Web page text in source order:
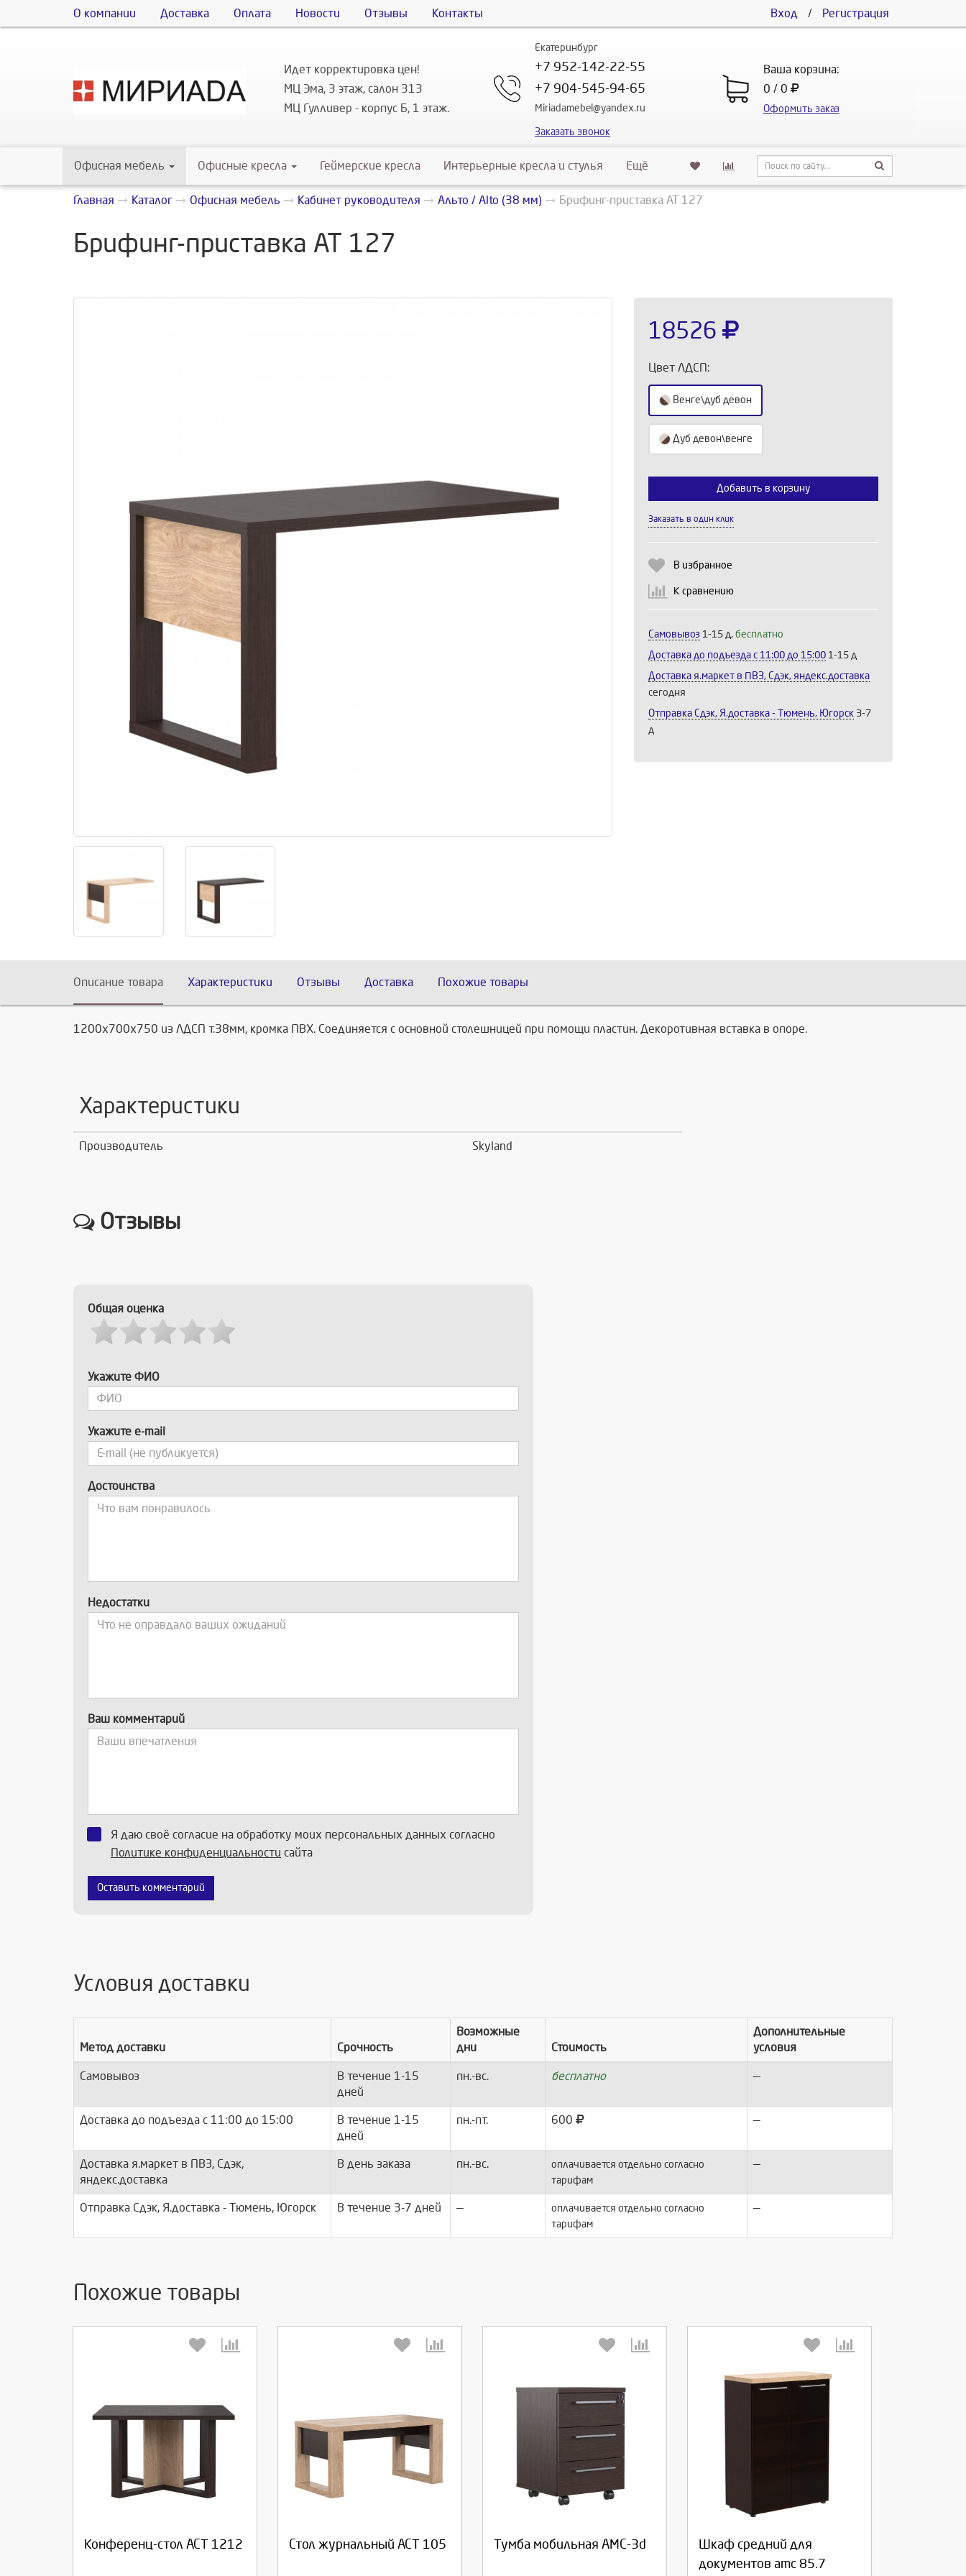
О компании Доставка Оплата Новости Отзывы Контакты Вход / Регистрация
Идет корректировка цен!
МЦ Эма, 3 этаж, салон 313
МЦ Гулливер - корпус Б, 1 этаж.
Екатеринбург
+7 952-142-22-55
+7 904-545-94-65
Miriadamebel@yandex.ru
Заказать звонок
Ваша корзина:
0 / 0
Оформить заказ
Офисная мебель Офисные кресла Геймерские кресла Интерьерные кресла и стулья Ещё
Главная Каталог Офисная мебель Кабинет руководителя Альто / Alto (38 мм) Брифинг-приставка АТ 127
Брифинг-приставка АТ 127
18526
Цвет ЛДСП:
Венге\дуб девон
Дуб девон\венге
Выберите количество:
Добавить в корзину
Заказать в один клик
В избранное
К сравнению
Самовывоз 1-15 д, бесплатно
Доставка до подъезда c 11:00 до 15:00 1-15 д
Доставка я.маркет в ПВЗ, Сдэк, яндекс.доставка
сегодня
Отправка Сдэк, Я.доставка - Тюмень, Югорск 3-7
д
Описание товара Характеристики Отзывы Доставка Похожие товары
1200х700х750 из ЛДСП т.38мм, кромка ПВХ. Соединяется с основной столешницей при помощи пластин. Декоротивная вставка в опоре.
Характеристики
Производитель Skyland
Отзывы
Общая оценка
Укажите ФИО
Укажите e-mail
Достоинства
Недостатки
Ваш комментарий
Я даю своё согласие на обработку моих персональных данных согласно
Политике конфиденциальности сайта
Оставить комментарий
Условия доставки
Метод доставки Срочность
Возможные
дни
Стоимость
Дополнительные
условия
Самовывоз
В течение 1-15
дней
пн.-вс. бесплатно —
Доставка до подъезда c 11:00 до 15:00
В течение 1-15
дней
пн.-пт. 600 —
Доставка я.маркет в ПВЗ, Сдэк,
яндекс.доставка
В день заказа пн.-вс.
оплачивается отдельно согласно
тарифам
—
Отправка Сдэк, Я.доставка - Тюмень, Югорск В течение 3-7 дней —
оплачивается отдельно согласно
тарифам
—
Похожие товары
Конференц-стол АСТ 1212 Стол журнальный АСТ 105
Выберите количество:
Тумба мобильная АМС-3d
Шкаф средний для
документов amc 85.7
Продолжить